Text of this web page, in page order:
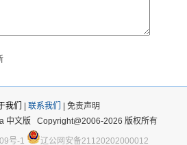
我们 联系我们
| 免责声明
中文版 Copyright@2006-2026 版权所有
号-1 辽公网安备21120202000012